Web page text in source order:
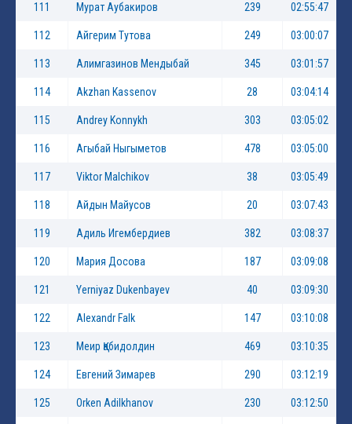
111 Мурат Аубакиров 239 02:55:47
112 Айгерим Тутова 249 03:00:07
113 Алимгазинов Мендыбай 345 03:01:57
114 Akzhan Kassenov 28 03:04:14
115 Andrey Konnykh 303 03:05:02
116 Агыбай Ныгыметов 478 03:05:00
117 Viktor Malchikov 38 03:05:49
118 Айдын Майусов 20 03:07:43
119 Адиль Игембердиев 382 03:08:37
120 Мария Досова 187 03:09:08
121 Yerniyaz Dukenbayev 40 03:09:30
122 Alexandr Falk 147 03:10:08
123 Меир Қабидолдин 469 03:10:35
124 Евгений Зимарев 290 03:12:19
125 Orken Adilkhanov 230 03:12:50